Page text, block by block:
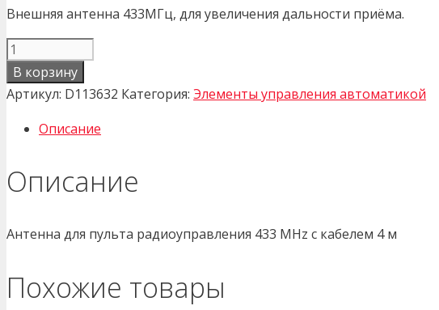
Внешняя антенна 433МГц, для увеличения дальности приёма.
Количество
товара
Внешняя
AEL
D113632
В корзину
Артикул: D113632 Категория: Элементы управления автоматикой
Описание
Описание
Антенна для пульта радиоуправления 433 MHz с кабелем 4 м
Похожие товары